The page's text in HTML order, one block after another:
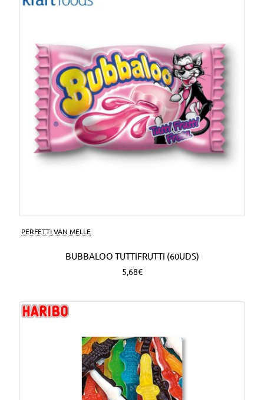
PERFETTI VAN MELLE
BUBBALOO TUTTIFRUTTI (60UDS)
5,68€